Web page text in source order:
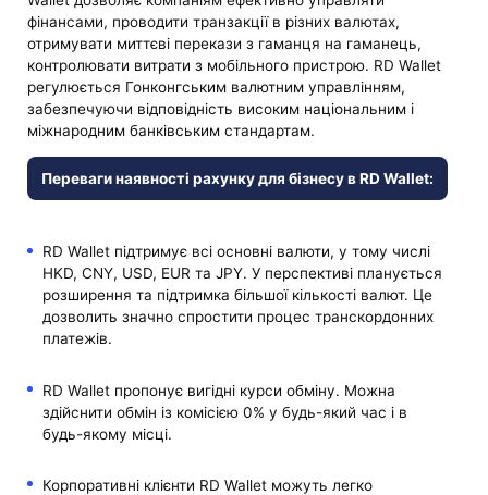
фінансами, проводити транзакції в різних валютах,
отримувати миттєві перекази з гаманця на гаманець,
контролювати витрати з мобільного пристрою. RD Wallet
регулюється Гонконгським валютним управлінням,
забезпечуючи відповідність високим національним і
міжнародним банківським стандартам.
Переваги наявності рахунку для бізнесу в RD Wallet:
RD Wallet підтримує всі основні валюти, у тому числі
HKD, CNY, USD, EUR та JPY. У перспективі планується
розширення та підтримка більшої кількості валют. Це
дозволить значно спростити процес транскордонних
платежів.
RD Wallet пропонує вигідні курси обміну. Можна
здійснити обмін із комісією 0% у будь-який час і в
будь-якому місці.
Корпоративні клієнти RD Wallet можуть легко